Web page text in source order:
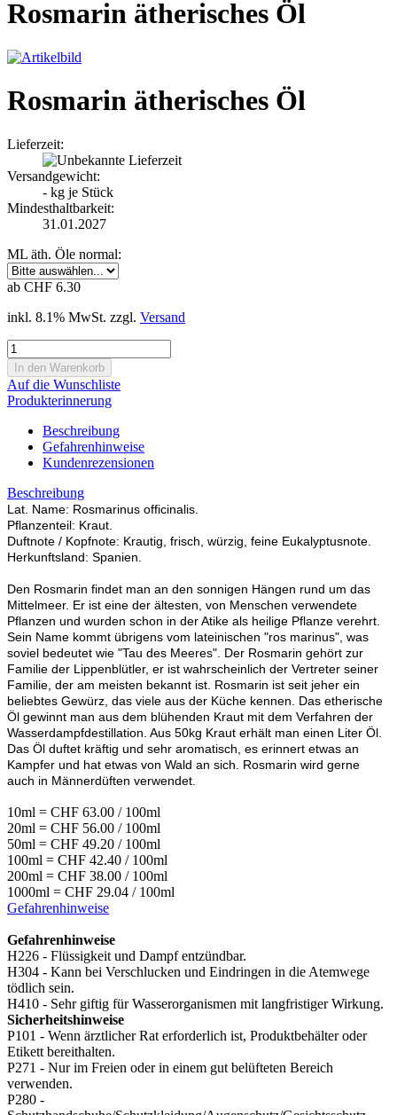
Rosmarin ätherisches Öl
Rosmarin ätherisches Öl
Lieferzeit:
Versandgewicht:
- kg je Stück
Mindesthaltbarkeit:
31.01.2027
ML äth. Öle normal:
ab CHF 6.30
inkl. 8.1% MwSt. zzgl. Versand
Auf die Wunschliste
Produkterinnerung
Beschreibung
Gefahrenhinweise
Kundenrezensionen
Beschreibung
Lat. Name: Rosmarinus officinalis.
Pflanzenteil: Kraut.
Duftnote / Kopfnote: Krautig, frisch, würzig, feine Eukalyptusnote.
Herkunftsland: Spanien.
Den Rosmarin findet man an den sonnigen Hängen rund um das
Mittelmeer. Er ist eine der ältesten, von Menschen verwendete
Pflanzen und wurden schon in der Atike als heilige Pflanze verehrt.
Sein Name kommt übrigens vom lateinischen "ros marinus", was
soviel bedeutet wie "Tau des Meeres". Der Rosmarin gehört zur
Familie der Lippenblütler, er ist wahrscheinlich der Vertreter seiner
Familie, der am meisten bekannt ist. Rosmarin ist seit jeher ein
beliebtes Gewürz, das viele aus der Küche kennen. Das etherische
Öl gewinnt man aus dem blühenden Kraut mit dem Verfahren der
Wasserdampfdestillation. Aus 50kg Kraut erhält man einen Liter Öl.
Das Öl duftet kräftig und sehr aromatisch, es erinnert etwas an
Kampfer und hat etwas von Wald an sich. Rosmarin wird gerne
auch in Männerdüften verwendet.
10ml = CHF 63.00 / 100ml
20ml = CHF 56.00 / 100ml
50ml = CHF 49.20 / 100ml
100ml = CHF 42.40 / 100ml
200ml = CHF 38.00 / 100ml
1000ml = CHF 29.04 / 100ml
Gefahrenhinweise
Gefahrenhinweise
H226 - Flüssigkeit und Dampf entzündbar.
H304 - Kann bei Verschlucken und Eindringen in die Atemwege
tödlich sein.
H410 - Sehr giftig für Wasserorganismen mit langfristiger Wirkung.
Sicherheitshinweise
P101 - Wenn ärztlicher Rat erforderlich ist, Produktbehälter oder
Etikett bereithalten.
P271 - Nur im Freien oder in einem gut belüfteten Bereich
verwenden.
P280 -